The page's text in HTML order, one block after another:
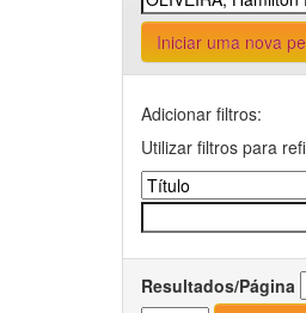
Iniciar uma nova
Adicionar filtros:
Utilizar filtros para
Resultados/Página